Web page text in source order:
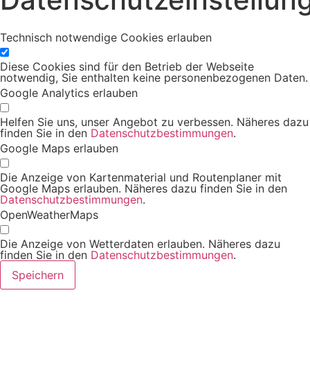
Technisch notwendige Cookies erlauben
Diese Cookies sind für den Betrieb der Webseite
notwendig, Sie enthalten keine personenbezogenen Daten.
Google Analytics erlauben
Helfen Sie uns, unser Angebot zu verbessen. Näheres dazu
finden Sie in den Datenschutzbestimmungen.
Google Maps erlauben
Die Anzeige von Kartenmaterial und Routenplaner mit
Google Maps erlauben. Näheres dazu finden Sie in den
Datenschutzbestimmungen.
OpenWeatherMaps
Die Anzeige von Wetterdaten erlauben. Näheres dazu
finden Sie in den Datenschutzbestimmungen.
Speichern